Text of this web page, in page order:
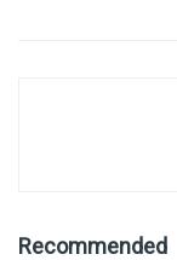
Recommended